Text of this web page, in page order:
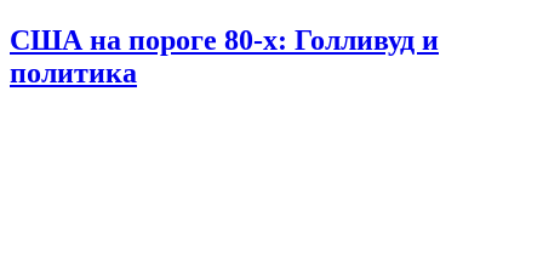
США на пороге 80-х: Голливуд и
политика